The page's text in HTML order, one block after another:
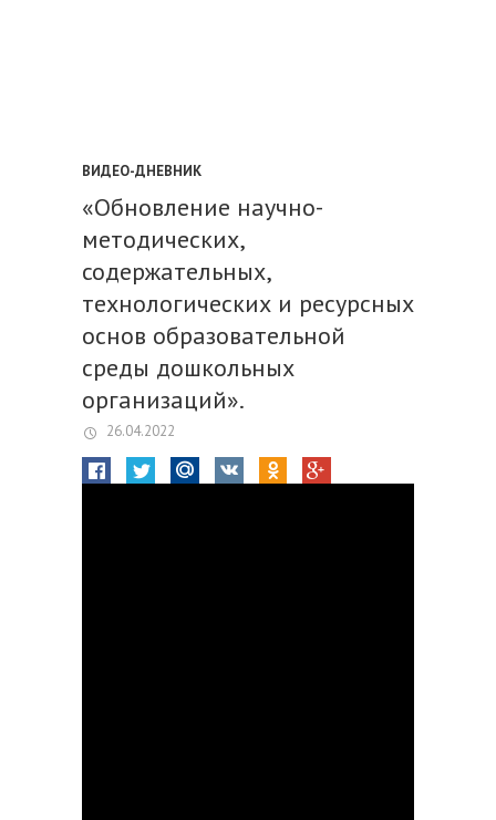
ВИДЕО-ДНЕВНИК
«Обновление научно-
методических,
содержательных,
технологических и ресурсных
основ образовательной
среды дошкольных
организаций».
26.04.2022